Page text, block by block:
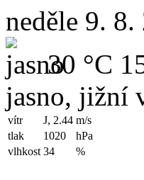
neděle 9. 8.
30 °C
jasno, jižní
vítr J, 2.44 m/s
tlak
1020
hPa
vlhkost 34 %